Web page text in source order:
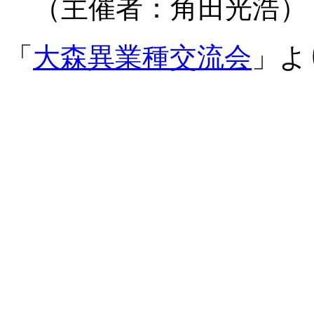
（主催者：角田光浩）
「 大森異業種交流会 」